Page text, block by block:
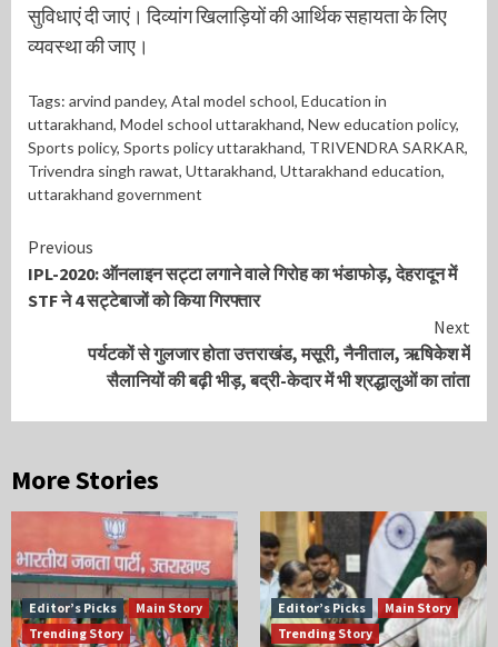
सुविधाएं दी जाएं। दिव्यांग खिलाड़ियों की आर्थिक सहायता के लिए
व्यवस्था की जाए।
Tags: arvind pandey, Atal model school, Education in
uttarakhand, Model school uttarakhand, New education policy,
Sports policy, Sports policy uttarakhand, TRIVENDRA SARKAR,
Trivendra singh rawat, Uttarakhand, Uttarakhand education,
uttarakhand government
Continue
Reading
Previous
IPL-2020: ऑनलाइन सट्टा लगाने वाले गिरोह का भंडाफोड़, देहरादून में
STF ने 4 सट्टेबाजों को किया गिरफ्तार
Next
पर्यटकों से गुलजार होता उत्तराखंड, मसूरी, नैनीताल, ऋषिकेश में
सैलानियों की बढ़ी भीड़, बद्री-केदार में भी श्रद्धालुओं का तांता
More Stories
Editor’s Picks
Main Story
Trending Story
Editor’s Picks
Main Story
Trending Story